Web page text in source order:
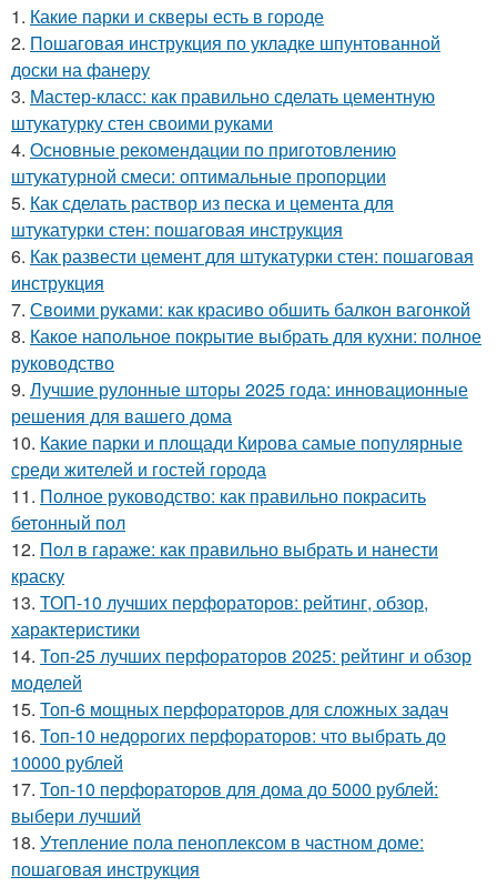
1. Какие парки и скверы есть в городе
2. Пошаговая инструкция по укладке шпунтованной
доски на фанеру
3. Мастер-класс: как правильно сделать цементную
штукатурку стен своими руками
4. Основные рекомендации по приготовлению
штукатурной смеси: оптимальные пропорции
5. Как сделать раствор из песка и цемента для
штукатурки стен: пошаговая инструкция
6. Как развести цемент для штукатурки стен: пошаговая
инструкция
7. Своими руками: как красиво обшить балкон вагонкой
8. Какое напольное покрытие выбрать для кухни: полное
руководство
9. Лучшие рулонные шторы 2025 года: инновационные
решения для вашего дома
10. Какие парки и площади Кирова самые популярные
среди жителей и гостей города
11. Полное руководство: как правильно покрасить
бетонный пол
12. Пол в гараже: как правильно выбрать и нанести
краску
13. ТОП-10 лучших перфораторов: рейтинг, обзор,
характеристики
14. Топ-25 лучших перфораторов 2025: рейтинг и обзор
моделей
15. Топ-6 мощных перфораторов для сложных задач
16. Топ-10 недорогих перфораторов: что выбрать до
10000 рублей
17. Топ-10 перфораторов для дома до 5000 рублей:
выбери лучший
18. Утепление пола пеноплексом в частном доме:
пошаговая инструкция